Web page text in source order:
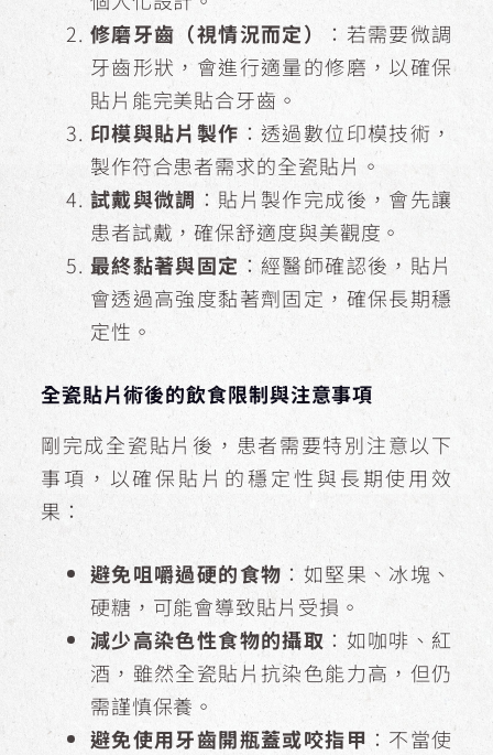
修磨牙齒（視情況而定）
：若需要微調
牙齒形狀，會進行適量的修磨，以確保
貼片能完美貼合牙齒。
印模與貼片製作 ：透過數位印模技術，
製作符合患者需求的全瓷貼片。
試戴與微調 ：貼片製作完成後，會先讓
患者試戴，確保舒適度與美觀度。
最終黏著與固定 ：經醫師確認後，貼片
會透過高強度黏著劑固定，確保長期穩
定性。
全瓷貼片術後的飲食限制與注意事項
剛完成全瓷貼片後，患者需要特別注意以下
事項，以確保貼片的穩定性與長期使用效
果：
避免咀嚼過硬的食物 ：如堅果、冰塊、
硬糖，可能會導致貼片受損。
減少高染色性食物的攝取 ：如咖啡、紅
酒，雖然全瓷貼片抗染色能力高，但仍
需謹慎保養。
避免使用牙齒開瓶蓋或咬指甲 ：不當使